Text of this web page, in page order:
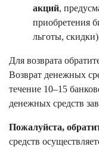
акций,
приобретения
льготы,
Для возврата
Возврат денежных
течение 10–15
денежных средств
Пожалуйста,
средств